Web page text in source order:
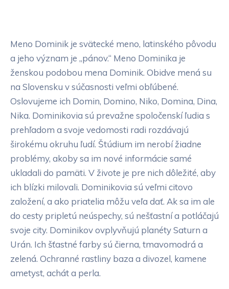
Meno Dominik je svätecké meno, latinského pôvodu
a jeho význam je „pánov.“ Meno Dominika je
ženskou podobou mena Dominik. Obidve mená su
na Slovensku v súčasnosti veľmi obľúbené.
Oslovujeme ich Domin, Domino, Niko, Domina, Dina,
Nika. Dominikovia sú prevažne spoločenskí ľudia s
prehľadom a svoje vedomosti radi rozdávajú
širokému okruhu ľudí. Štúdium im nerobí žiadne
problémy, akoby sa im nové informácie samé
ukladali do pamäti. V živote je pre nich dôležité, aby
ich blízki milovali. Dominikovia sú veľmi citovo
založení, a ako priatelia môžu veľa dať. Ak sa im ale
do cesty pripletú neúspechy, sú nešťastní a potláčajú
svoje city. Dominikov ovplyvňujú planéty Saturn a
Urán. Ich šťastné farby sú čierna, tmavomodrá a
zelená. Ochranné rastliny baza a divozel, kamene
ametyst, achát a perla.